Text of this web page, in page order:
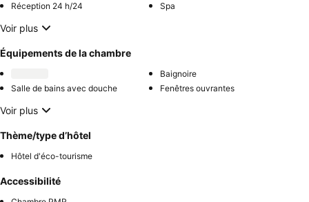
Réception 24 h/24
Spa
Voir plus
Équipements de la chambre
Baignoire
Salle de bains avec douche
Fenêtres ouvrantes
Voir plus
Thème/type d’hôtel
Hôtel d'éco-tourisme
Accessibilité